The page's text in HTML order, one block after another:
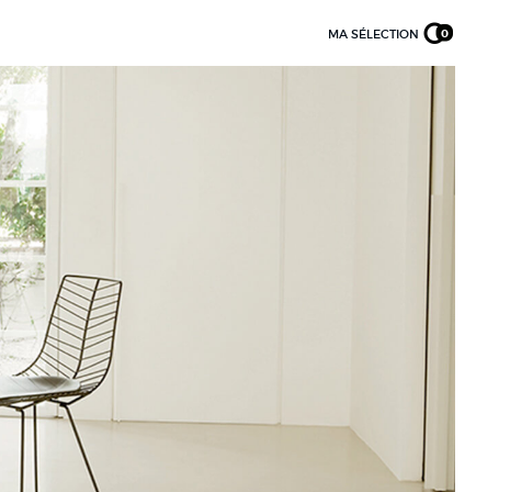
MA SÉLECTION 0